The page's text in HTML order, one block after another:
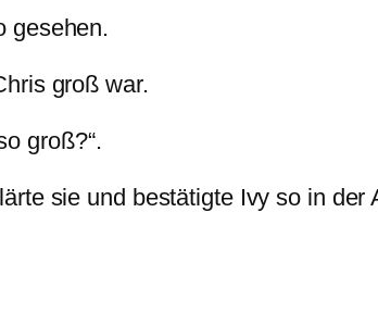
gesehen.
groß war.
groß?“.
sie und bestätigte Ivy so in der